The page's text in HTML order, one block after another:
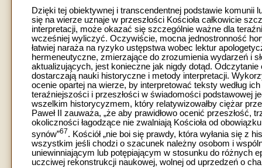
Dzięki tej obiektywnej i transcendentnej podstawie
się na wierze uznaje w przeszłości Kościoła całkowicie
interpretacji, może okazać się szczególnie ważne dla
wcześniej wyliczyć. Oczywiście, mocna jednostronność
łatwiej naraża na ryzyko ustępstwa wobec lektur
hermeneutyczne, zmierzające do zrozumienia wydarzeń i
aktualizujących, jest konieczne jak nigdy dotąd.
dostarczają nauki historyczne i metody interpretacji.
ocenie opartej na wierze, by interpretować teksty według
teraźniejszości i przeszłości w świadomości podstawowej
wszelkim historycyzmem, który relatywizowałby ciężar
Paweł II zauważa, „że aby prawidłowo ocenić
okoliczności łagodzące nie zwalniają Kościoła od
synów”67. Kościół „nie boi się prawdy, która wyłania się z
wszystkim jeśli chodzi o szacunek należny osobom i
uniewinniającym lub potępiającym w stosunku do różnych
uczciwej rekonstrukcji naukowej, wolnej od uprzedzeń o